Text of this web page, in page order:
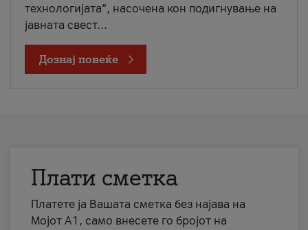
технологијата“, насочена кон подигнување на
јавната свест...
Дознај повеќе
Плати сметка
Платете ја Вашата сметка без најава на
Мојот А1, само внесете го бројот на